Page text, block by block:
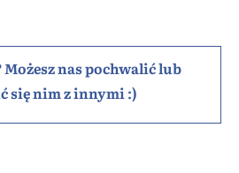
nas pochwalić lub
się nim z innymi :)